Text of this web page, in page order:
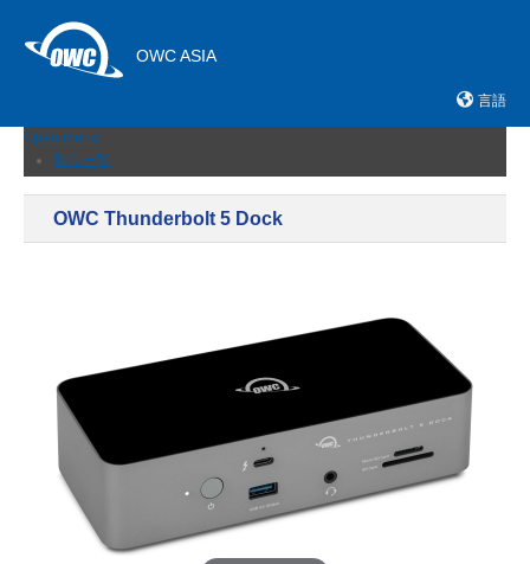
OWC ASIA
言語
Open menu
製品一覧
ネットワークストレージ
アップグレードとツール
ニュース
サポート
販売店
お問い合わせ
OWC Thunderbolt 5 Dock